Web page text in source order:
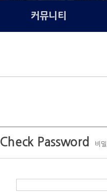
커뮤니티
Check Password 비